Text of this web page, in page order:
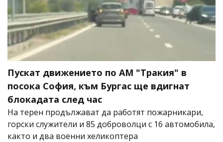
Пускат движението по АМ "Тракия" в
посока София, към Бургас ще вдигнат
блокадата след час
На терен продължават да работят пожарникари,
горски служители и 85 доброволци с 16 автомобила,
както и два военни хеликоптера